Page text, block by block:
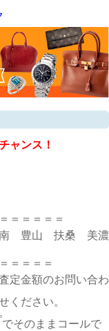
ャンス！
＝＝＝＝＝
豊山 扶桑 美濃
＝＝＝＝
定金額のお問い合わ
ください。
そのままコールで